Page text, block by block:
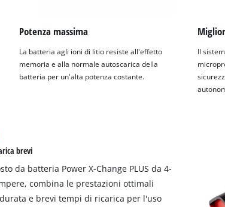
Potenza massima
La batteria agli ioni di litio resiste all'effetto
memoria e alla normale autoscarica della
batteria per un'alta potenza costante.
Il
brevi
da batteria Power X-Change PLUS da 4-
combina le prestazioni ottimali
e brevi tempi di ricarica per l'uso